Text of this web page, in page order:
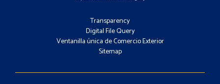
-
Menú
Transparency
Digital File Query
Ventanilla única de Comercio Exterior
Sitemap
-